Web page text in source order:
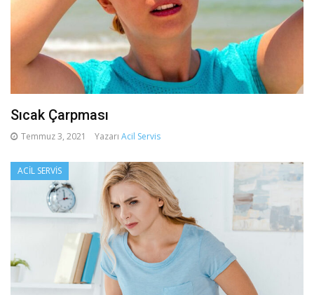
Sıcak Çarpması
Temmuz 3, 2021 Yazarı Acil Servis
ACIL SERVIS